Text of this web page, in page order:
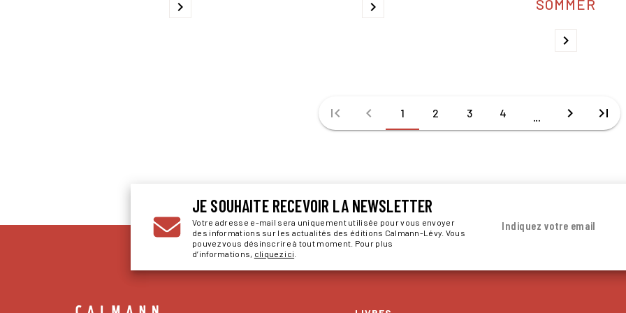
chevron_right chevron_right
SOMMER
chevron_right
first_page chevron_left 1 2 3 4 chevron_right last_page
JE SOUHAITE RECEVOIR LA NEWSLETTER
Votre adresse e-mail sera uniquement utilisée pour vous envoyer
des informations sur les actualités des éditions Calmann-Lévy. Vous
pouvez vous désinscrire à tout moment. Pour plus
d’informations, cliquez ici
Indiquez votre email